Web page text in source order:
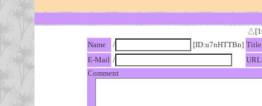
Name
/ [ID:u7nHTTBn] Title
E-Mail /
URL
Comment